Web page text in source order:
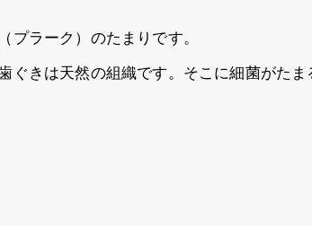
プラーク）のたまりです。
ぐきは天然の組織です。そこに細菌がたま